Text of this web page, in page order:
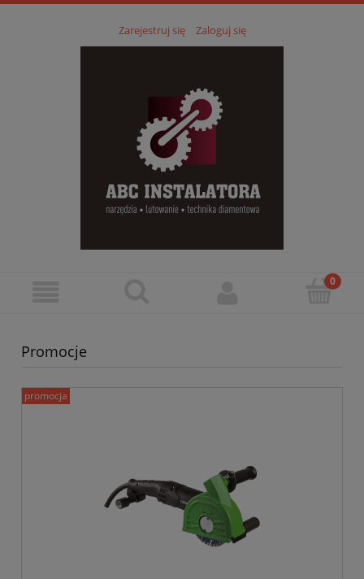
Zarejestruj się Zaloguj się
Promocje
promocja